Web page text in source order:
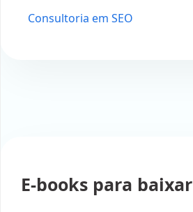
Consultoria em SEO
E-books para baixar